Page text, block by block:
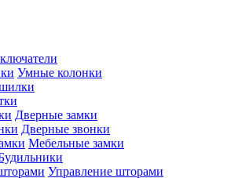
Умные колонки
Дверные замки
Дверные звонки
Мебельные замки
Управление шторами